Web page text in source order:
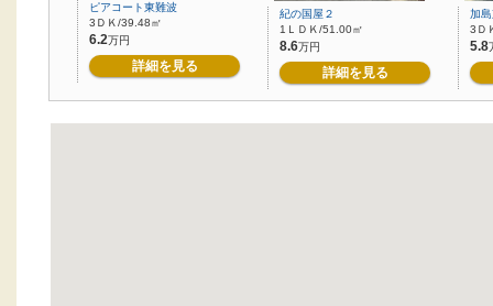
ピアコート東難波
3ＤＫ/39.48㎡
6.2万円
詳細を見る
紀の国屋２
1ＬＤＫ/51.00㎡
8.6万円
詳細を見る
加
3Ｄ
5.8